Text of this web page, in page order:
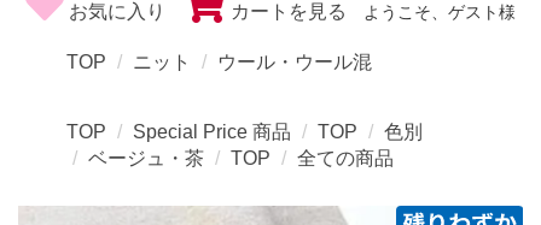
お気に入り カートを見る ようこそ、ゲスト様
TOP ニット ウール・ウール混
TOP Special Price 商品 TOP
色別
ベージュ・茶
TOP 全ての商品